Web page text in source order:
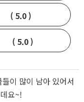
( 5.0 )
( 5.0 )
이 많이 남아 있어서
요~!